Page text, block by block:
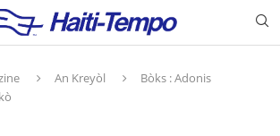
An Kreyòl
Bòks : Adonis